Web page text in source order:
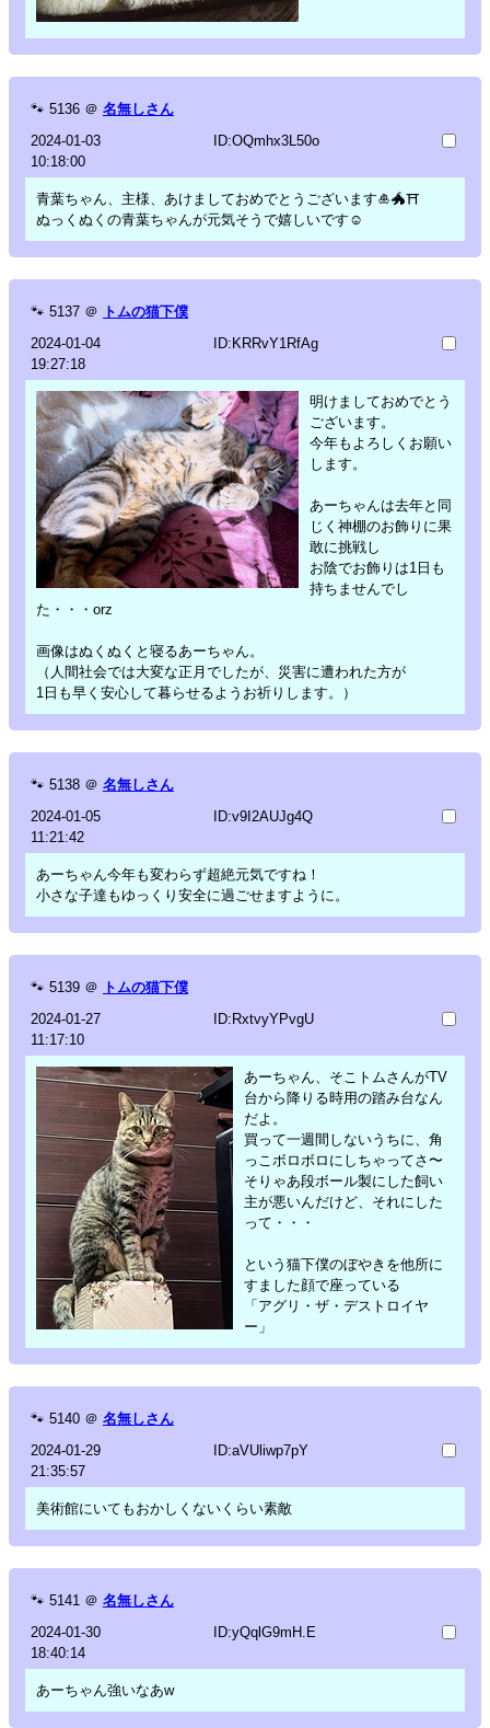
🐾 5136 ＠ 名無しさん
2024-01-03
10:18:00
ID:OQmhx3L50o
青葉ちゃん、主様、あけましておめでとうございます🎍🐲⛩
ぬっくぬくの青葉ちゃんが元気そうで嬉しいです☺️
🐾 5137 ＠ トムの猫下僕
2024-01-04
19:27:18
ID:KRRvY1RfAg
明けましておめでとう
ございます。
今年もよろしくお願い
します。
あーちゃんは去年と同
じく神棚のお飾りに果
敢に挑戦し
お陰でお飾りは1日も
持ちませんでし
た・・・orz
画像はぬくぬくと寝るあーちゃん。
（人間社会では大変な正月でしたが、災害に遭われた方が
1日も早く安心して暮らせるようお祈りします。）
🐾 5138 ＠ 名無しさん
2024-01-05
11:21:42
ID:v9I2AUJg4Q
あーちゃん今年も変わらず超絶元気ですね！
小さな子達もゆっくり安全に過ごせますように。
🐾 5139 ＠ トムの猫下僕
2024-01-27
11:17:10
ID:RxtvyYPvgU
あーちゃん、そこトムさんがTV
台から降りる時用の踏み台なん
だよ。
買って一週間しないうちに、角
っこボロボロにしちゃってさ〜
そりゃあ段ボール製にした飼い
主が悪いんだけど、それにした
って・・・
という猫下僕のぼやきを他所に
すました顔で座っている
「アグリ・ザ・デストロイヤ
ー」
🐾 5140 ＠ 名無しさん
2024-01-29
21:35:57
ID:aVUliwp7pY
美術館にいてもおかしくないくらい素敵
🐾 5141 ＠ 名無しさん
2024-01-30
18:40:14
ID:yQqlG9mH.E
あーちゃん強いなあw